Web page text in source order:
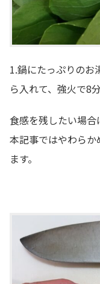
1.鍋にたっぷりのお
ら入れて、強火で8
食感を残したい場合
本記事ではやわら
ます。